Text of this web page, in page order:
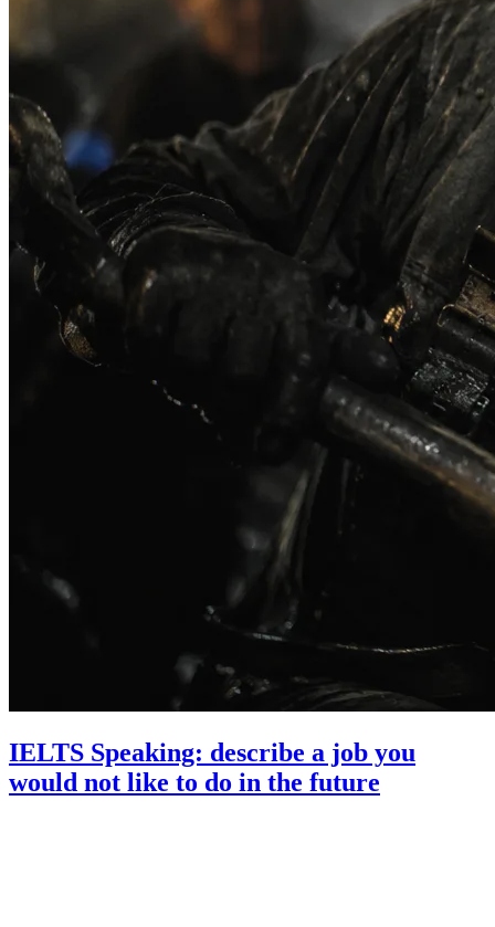
IELTS Speaking: describe a job you
would not like to do in the future